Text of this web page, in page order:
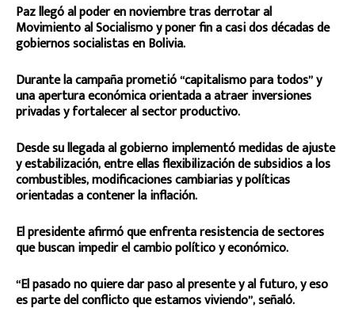
Paz llegó al poder en noviembre tras derrotar al
Movimiento al Socialismo y poner fin a casi dos décadas de
gobiernos socialistas en Bolivia.
Durante la campaña prometió “capitalismo para todos” y
una apertura económica orientada a atraer inversiones
privadas y fortalecer al sector productivo.
Desde su llegada al gobierno implementó medidas de ajuste
y estabilización, entre ellas flexibilización de subsidios a los
combustibles, modificaciones cambiarias y políticas
orientadas a contener la inflación.
El presidente afirmó que enfrenta resistencia de sectores
que buscan impedir el cambio político y económico.
“El pasado no quiere dar paso al presente y al futuro, y eso
es parte del conflicto que estamos viviendo”, señaló.